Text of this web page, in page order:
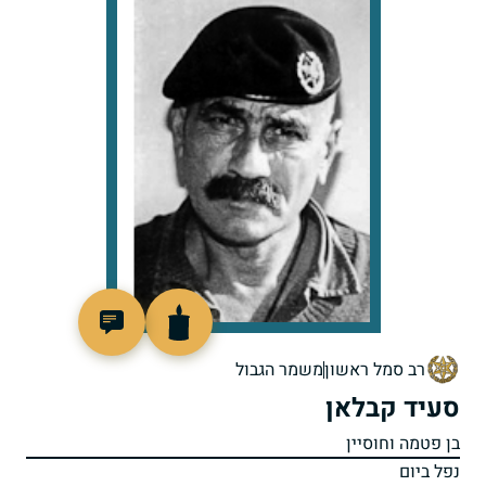
רב סמל ראשוןמשמר הגבול
סעיד קבלאן
בן פטמה וחוסיין
נפל ביום